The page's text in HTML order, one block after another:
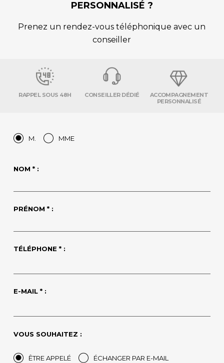
PERSONNALISÉ ?
Prenez un rendez-vous téléphonique avec un
conseiller
RAPPEL SOUS 48H CONSEILLER DÉDIÉ
ACCOMPAGNEMENT
PERSONNALISÉ
M. MME
NOM * :
PRÉNOM * :
TÉLÉPHONE * :
E-MAIL * :
VOUS SOUHAITEZ :
ÊTRE APPELÉ ÉCHANGER PAR E-MAIL